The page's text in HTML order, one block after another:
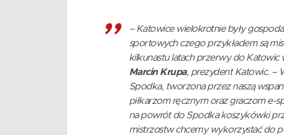
–Katowice wielokrotnie były
sportowych czego przykładem są
kilkunastu latach przerwy do
Marcin Krupa, prezydent Katowic. –
Spodka, tworzona przez naszą
piłkarzom ręcznym oraz graczom e-
na powrót do Spodka koszykówki
mistrzostw chcemy wykorzystać do